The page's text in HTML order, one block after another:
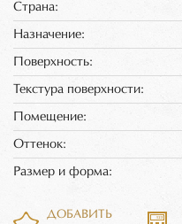
Страна:
Назначение:
Поверхность:
Текстура поверхности:
Помещение:
Оттенок:
Размер и форма:
ДОБАВИТЬ